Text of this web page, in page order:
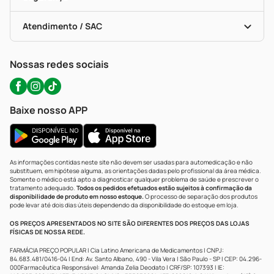
Troca E Devolução
Bulas De A A Z
Políticas De Marketplace
Testes Rápidos
Autoteste Covid-19
Certificado De Segurança
Portal Da Privacidade
Atendimento / SAC
WhatsApp (47) 9202-1687
Nossas redes sociais
Baixe nosso APP
As informações contidas neste site não devem ser usadas para automedicação e não
substituem, em hipótese alguma, as orientações dadas pelo profissional da área médica.
Somente o médico está apto a diagnosticar qualquer problema de saúde e prescrever o
tratamento adequado. Todos os pedidos efetuados estão sujeitos à confirmação da
disponibilidade de produto em nosso estoque.O processo de separação dos produtos
pode levar até dois dias úteis dependendo da disponibilidade do estoque em loja.
OS PREÇOS APRESENTADOS NO SITE SÃO DIFERENTES DOS PREÇOS DAS LOJAS
FÍSICAS DE NOSSA REDE.
FARMÁCIA PREÇO POPULAR | Cia Latino Americana de Medicamentos | CNPJ:
84.683.481/0416-04 | End: Av. Santo Albano, 490 - Vila Vera | São Paulo - SP | CEP: 04.296-
000Farmacêutica Responsável: Amanda Zelia Deodato | CRF/SP: 107393 | IE: